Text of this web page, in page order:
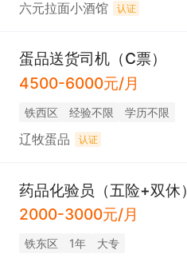
六元拉面小酒馆 认证
蛋品送货司机（C票）
4500-6000元/月
铁西区 经验不限 学历不限
辽牧蛋品 认证
药品化验员（五险+双休）
2000-3000元/月
铁东区 1年 大专